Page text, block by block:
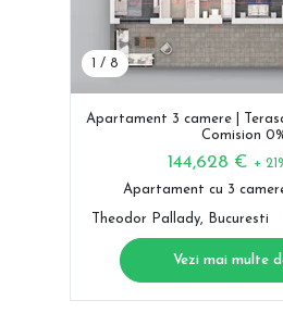
/ 8
Apartament 3 camere |
Comision
144,628 € +
Apartament cu 3
Theodor Pallady, Bucuresti
Vezi mai multe